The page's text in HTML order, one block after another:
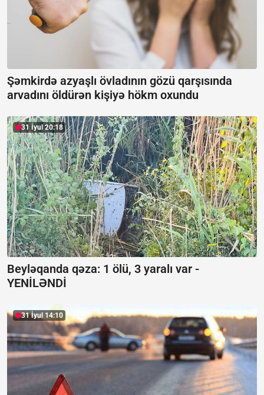
Şəmkirdə azyaşlı övladının gözü qarşısında
arvadını öldürən kişiyə hökm oxundu
31 İyul 20:18
Beyləqanda qəza: 1 ölü, 3 yaralı var -
YENİLƏNDİ
31 İyul 14:10